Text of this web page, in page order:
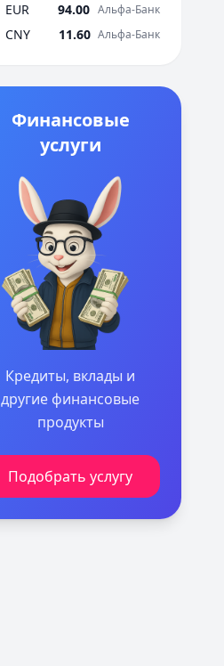
EUR 94.00 Альфа-Банк
CNY 11.60 Альфа-Банк
Финансовые
услуги
Кредиты, вклады и
другие финансовые
продукты
Подобрать услугу